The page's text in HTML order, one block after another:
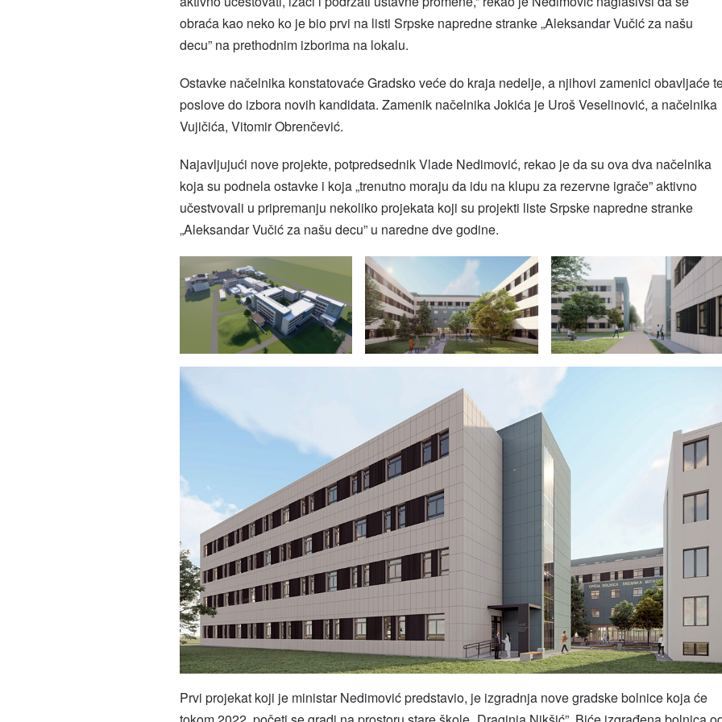
obraća kao neko ko je bio prvi na listi Srpske napredne stranke „Aleksandar Vučić za našu
decu” na prethodnim izborima na lokalu.
Ostavke načelnika konstatovaće Gradsko veće do kraja nedelje, a njihovi zamenici obavljaće
poslove do izbora novih kandidata. Zamenik načelnika Jokića je Uroš Veselinović, a načelnika
Vujičića, Vitomir Obrenčević.
Najavljujući nove projekte, potpredsednik Vlade Nedimović, rekao je da su ova dva načelnika
koja su podnela ostavke i koja „trenutno moraju da idu na klupu za rezervne igrače” aktivno
učestvovali u pripremanju nekoliko projekata koji su projekti liste Srpske napredne stranke
„Aleksandar Vučić za našu decu” u naredne dve godine.
Prvi projekat koji je ministar Nedimović predstavio, je izgradnja nove gradske bolnice koja će